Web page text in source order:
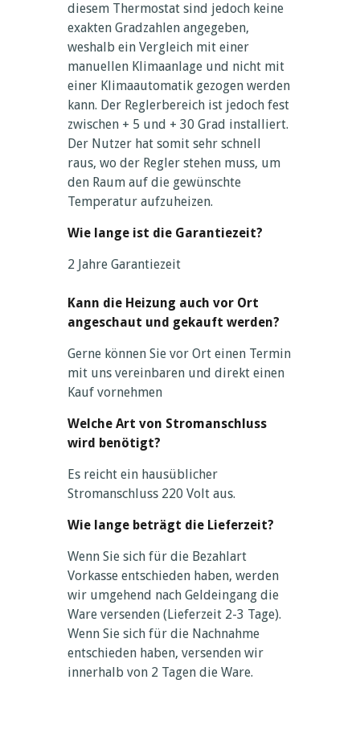
diesem Thermostat sind jedoch keine
exakten Gradzahlen angegeben,
weshalb ein Vergleich mit einer
manuellen Klimaanlage und nicht mit
einer Klimaautomatik gezogen werden
kann. Der Reglerbereich ist jedoch fest
zwischen + 5 und + 30 Grad installiert.
Der Nutzer hat somit sehr schnell
raus, wo der Regler stehen muss, um
den Raum auf die gewünschte
Temperatur aufzuheizen.
Wie lange ist die Garantiezeit?
2 Jahre Garantiezeit
Kann die Heizung auch vor Ort
angeschaut und gekauft werden?
Gerne können Sie vor Ort einen Termin
mit uns vereinbaren und direkt einen
Kauf vornehmen
Welche Art von Stromanschluss
wird benötigt?
Es reicht ein hausüblicher
Stromanschluss 220 Volt aus.
Wie lange beträgt die Lieferzeit?
Wenn Sie sich für die Bezahlart
Vorkasse entschieden haben, werden
wir umgehend nach Geldeingang die
Ware versenden (Lieferzeit 2-3 Tage).
Wenn Sie sich für die Nachnahme
entschieden haben, versenden wir
innerhalb von 2 Tagen die Ware.